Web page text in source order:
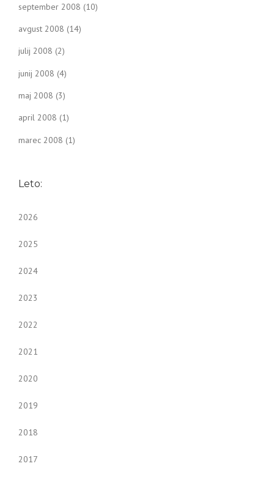
september 2008 (10)
avgust 2008 (14)
julij 2008 (2)
junij 2008 (4)
maj 2008 (3)
april 2008 (1)
marec 2008 (1)
Leto:
2026
2025
2024
2023
2022
2021
2020
2019
2018
2017